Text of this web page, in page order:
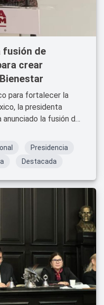
fusión de
crear
para fortalecer la
la presidenta
anunciado la fusión de
Presidencia
Destacada